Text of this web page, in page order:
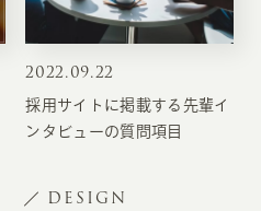
2022.09.22
採用サイトに掲載する先輩イ
ンタビューの質問項目
DESIGN